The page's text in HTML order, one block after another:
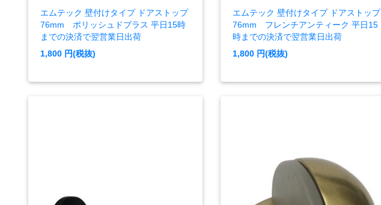
エムテック 壁付けタイプ ドアストップ
76mm ポリッシュドブラス 平日15時
までの決済で翌営業日出荷
1,800 円(税抜)
エムテック 壁付けタイプ ドアストップ
76mm フレンチアンティーク 平日15
時までの決済で翌営業日出荷
1,800 円(税抜)